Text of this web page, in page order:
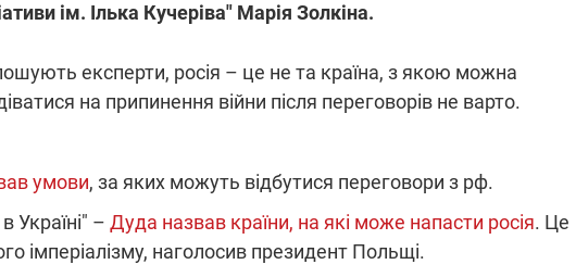
ім. Ілька Кучеріва" Марія Золкіна.
експерти, росія – це не та країна, з якою можна
на припинення війни після переговорів не варто.
умови, за яких можуть відбутися переговори з рф.
Україні" – Дуда назвав країни, на які може напасти росія. Це
імперіалізму, наголосив президент Польщі.